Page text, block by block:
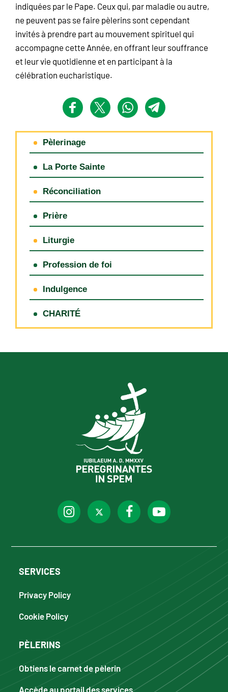
indiquées par le Pape. Ceux qui, par maladie ou autre,
ne peuvent pas se faire pèlerins sont cependant
invités à prendre part au mouvement spirituel qui
accompagne cette Année, en offrant leur souffrance
et leur vie quotidienne et en participant à la
célébration eucharistique.
Pèlerinage
La Porte Sainte
Réconciliation
Prière
Liturgie
Profession de foi
Indulgence
CHARITÉ
SERVICES
Privacy Policy
Cookie Policy
PÈLERINS
Obtiens le carnet de pèlerin
Accède au portail des services